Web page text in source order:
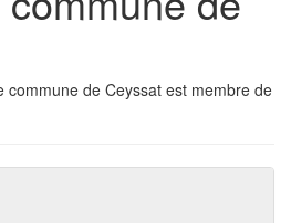
commune de Ceyssat est membre de